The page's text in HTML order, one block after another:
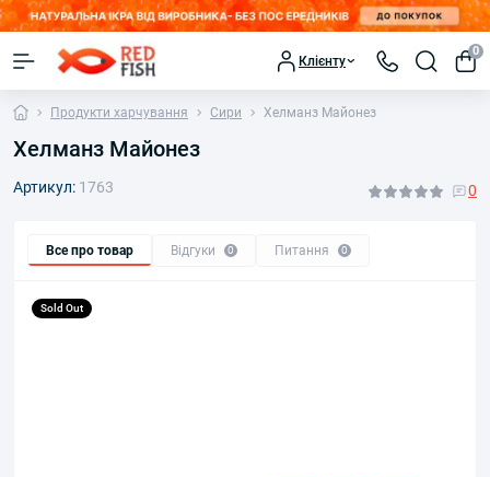
Клієнту
0
Продукти харчування Сири Хелманз Майонез
Хелманз Майонез
Артикул: 1763 0
Все про товар Відгуки 0 Питання 0
Sold Out